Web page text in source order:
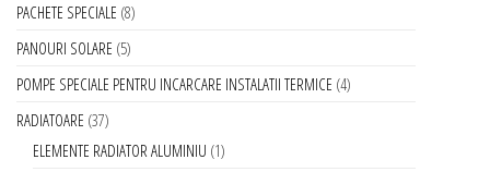
PACHETE SPECIALE 8
PANOURI SOLARE 5
POMPE SPECIALE PENTRU INCARCARE INSTALATII TERMICE 4
RADIATOARE 37
ELEMENTE RADIATOR ALUMINIU 1